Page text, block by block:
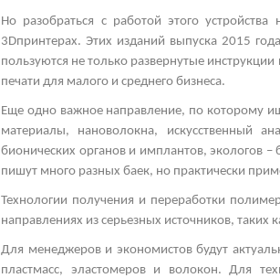
Но разобраться с работой этого
3Dпринтерах. Этих изданий выпуска 2015
пользуются не только развернутые
печати для малого и среднего бизнеса.
Еще одно важное направление, по которому
материалы, нановолокна, искусственный
бионических органов и имплантов, экологов
пишут много разных баек, но практически
Технологии получения и переработки
направлениях из серьезных источников,
Для менеджеров и экономистов будут
пластмасс, эластомеров и волокон. Для